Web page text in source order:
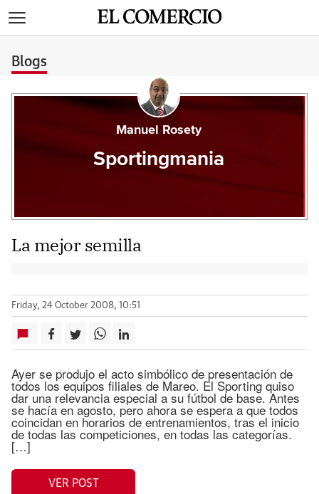
Blogs
Manuel Rosety
Sportingmania
La mejor semilla
Friday, 24 October 2008, 10:51
Ayer se produjo el acto simbólico de presentación de
todos los equipos filiales de Mareo. El Sporting quiso
dar una relevancia especial a su fútbol de base. Antes
se hacía en agosto, pero ahora se espera a que todos
coincidan en horarios de entrenamientos, tras el inicio
de todas las competiciones, en todas las categorías.
[…]
VER POST